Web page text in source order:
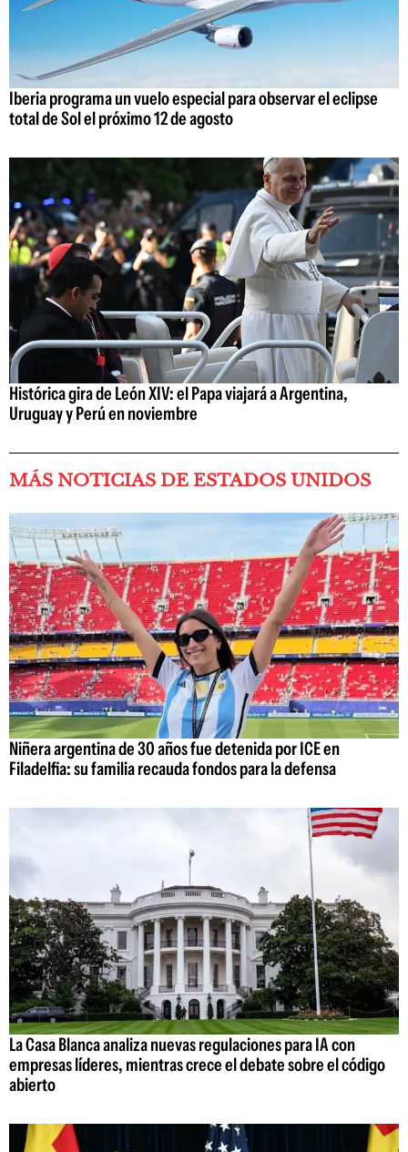
Iberia programa un vuelo especial para observar el eclipse
total de Sol el próximo 12 de agosto
Histórica gira de León XIV: el Papa viajará a Argentina,
Uruguay y Perú en noviembre
MÁS NOTICIAS DE ESTADOS UNIDOS
Niñera argentina de 30 años fue detenida por ICE en
Filadelfia: su familia recauda fondos para la defensa
La Casa Blanca analiza nuevas regulaciones para IA con
empresas líderes, mientras crece el debate sobre el código
abierto